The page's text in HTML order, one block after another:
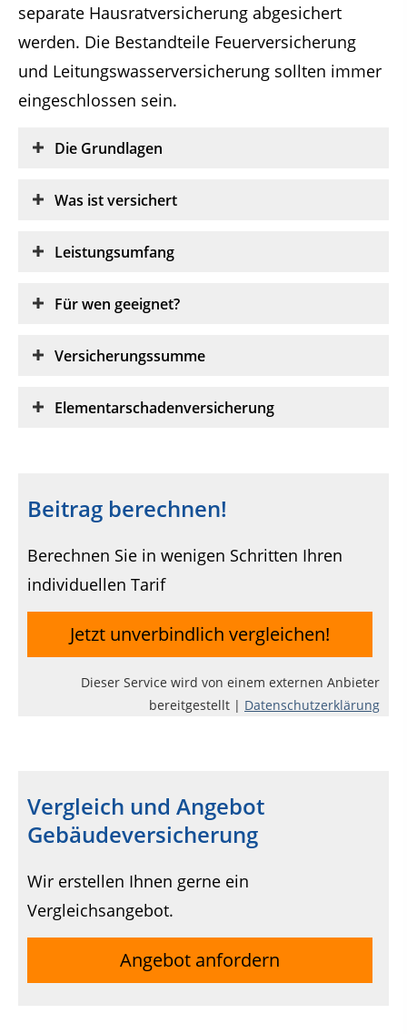
separate Hausratversicherung abgesichert
werden. Die Bestandteile Feuerversicherung
und Leitungswasserversicherung sollten immer
eingeschlossen sein.
Die Grundlagen
Was ist versichert
Leistungsumfang
Für wen geeignet?
Versicherungssumme
Elementarschadenversicherung
Beitrag berechnen!
Berechnen Sie in wenigen Schritten Ihren
individuellen Tarif
Jetzt unverbindlich vergleichen!
Dieser Service wird von einem externen Anbieter
bereitgestellt | Datenschutzerklärung
Vergleich und Angebot
Gebäudeversicherung
Wir erstellen Ihnen gerne ein
Vergleichsangebot.
Angebot anfordern